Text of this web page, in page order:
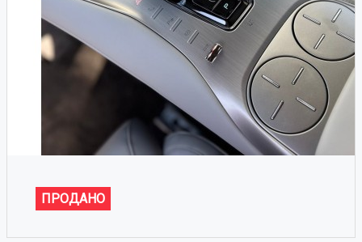
ПРОДАНО